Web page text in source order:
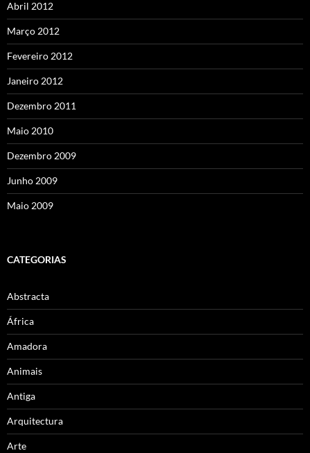
Abril 2012
Março 2012
Fevereiro 2012
Janeiro 2012
Dezembro 2011
Maio 2010
Dezembro 2009
Junho 2009
Maio 2009
CATEGORIAS
Abstracta
África
Amadora
Animais
Antiga
Arquitectura
Arte